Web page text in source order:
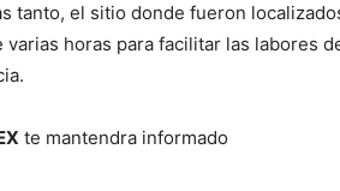
tanto, el sitio donde fueron
varias horas para facilitar las labores
te mantendra informado